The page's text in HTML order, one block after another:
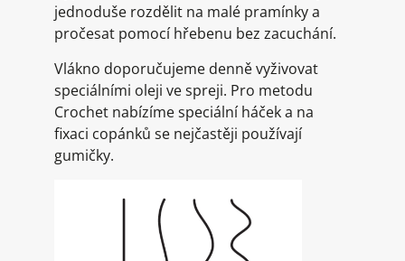
jednoduše rozdělit na malé pramínky a
pročesat pomocí hřebenu bez zacuchání.
Vlákno doporučujeme denně vyživovat
speciálními oleji ve spreji. Pro metodu
Crochet nabízíme speciální háček a na
fixaci copánků se nejčastěji používají
gumičky.